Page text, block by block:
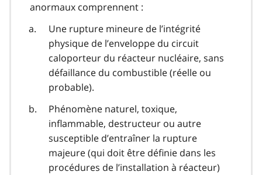
anormaux comprennent :
Une rupture mineure de l’intégrité
physique de l’enveloppe du circuit
caloporteur du réacteur nucléaire, sans
défaillance du combustible (réelle ou
probable).
Phénomène naturel, toxique,
inflammable, destructeur ou autre
susceptible d’entraîner la rupture
majeure (qui doit être définie dans les
procédures de l’installation à réacteur)